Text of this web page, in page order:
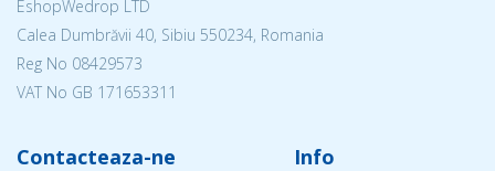
EshopWedrop LTD
Calea Dumbrăvii 40, Sibiu 550234, Romania
Reg No 08429573
VAT No GB 171653311
Contacteaza-ne Info